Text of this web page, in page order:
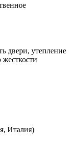
двери, утепление
Италия)